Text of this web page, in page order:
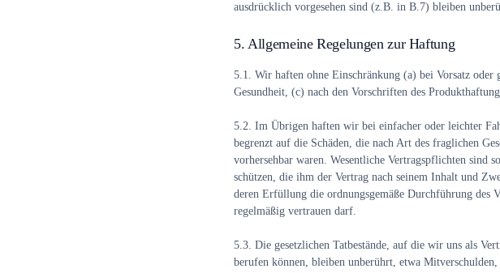
ausdrücklich vorgesehen sind (z.B. in B.7) bleiben
5. Allgemeine Regelungen zur Haftung
5.1. Wir haften ohne Einschränkung (a) bei Vorsatz
Gesundheit, (c) nach den Vorschriften des
5.2. Im Übrigen haften wir bei einfacher oder leichter
begrenzt auf die Schäden, die nach Art des fraglichen
vorhersehbar waren. Wesentliche Vertragspflichten sind
schützen, die ihm der Vertrag nach seinem Inhalt und
deren Erfüllung die ordnungsgemäße Durchführung des
regelmäßig vertrauen darf.
5.3. Die gesetzlichen Tatbestände, auf die wir uns als
berufen können, bleiben unberührt, etwa